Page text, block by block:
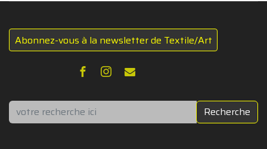
Abonnez-vous à la newsletter de Textile/Art
Rechercher Recherche